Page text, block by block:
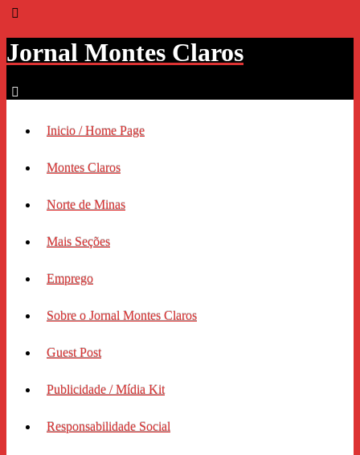
Jornal Montes Claros
Inicio / Home Page
Montes Claros
Norte de Minas
Mais Seções
Emprego
Sobre o Jornal Montes Claros
Guest Post
Publicidade / Mídia Kit
Responsabilidade Social